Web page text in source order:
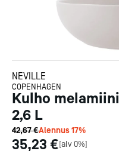
NEVILLE
COPENHAGEN
Kulho
2,6 L
42,67 €Alennus17%
35,23 €[alv 0%]